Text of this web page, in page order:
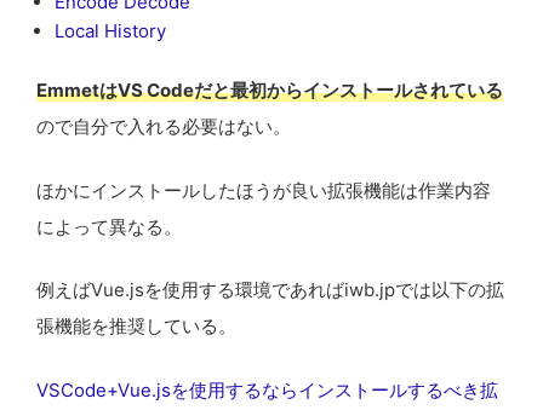
Local History
EmmetはVS Codeだと最初からインストールされている
ので自分で入れる必要はない。
ほかにインストールしたほうが良い拡張機能は作業内容
によって異なる。
例えばVue.jsを使用する環境であればiwb.jpでは以下の拡
張機能を推奨している。
VSCode+Vue.jsを使用するならインストールするべき拡